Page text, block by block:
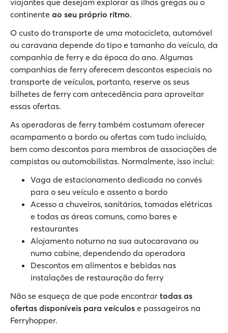
viajantes que desejam explorar as ilhas gregas ou o
continente ao seu próprio ritmo.
O custo do transporte de uma motocicleta, automóvel
ou caravana depende do tipo e tamanho do veículo, da
companhia de ferry e da época do ano. Algumas
companhias de ferry oferecem descontos especiais no
transporte de veículos, portanto, reserve os seus
bilhetes de ferry com antecedência para aproveitar
essas ofertas.
As operadoras de ferry também costumam oferecer
acampamento a bordo ou ofertas com tudo incluído,
bem como descontos para membros de associações de
campistas ou automobilistas. Normalmente, isso inclui:
Vaga de estacionamento dedicada no convés
para o seu veículo e assento a bordo
Acesso a chuveiros, sanitários, tomadas elétricas
e todas as áreas comuns, como bares e
restaurantes
Alojamento noturno na sua autocaravana ou
numa cabine, dependendo da operadora
Descontos em alimentos e bebidas nas
instalações de restauração do ferry
Não se esqueça de que pode encontrar todas as
ofertas disponíveis para veículos e passageiros na
Ferryhopper.